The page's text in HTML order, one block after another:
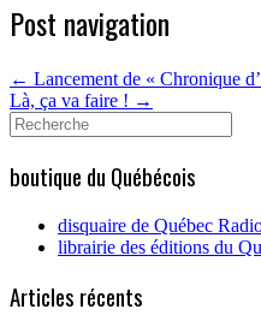
Post navigation
← Lancement de « Chronique
Là, ça va faire ! →
Search
for:
boutique du Québécois
disquaire de Québec
librairie des éditions du
Articles récents